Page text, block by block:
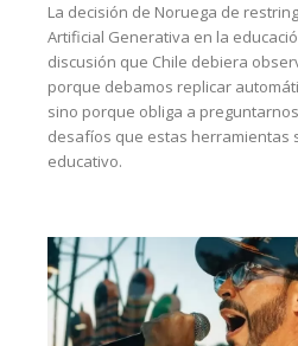
La decisión de Noruega de
Artificial Generativa en la
discusión que Chile debiera
porque debamos replicar
sino porque obliga a
desafíos que estas herramientas
educativo.